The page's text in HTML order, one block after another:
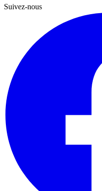
Suivez-nous